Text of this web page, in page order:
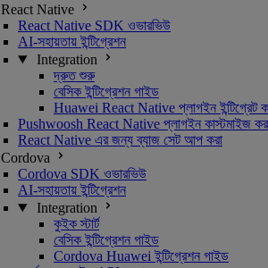
React Native
React Native SDK ওভারভিউ
AI-সহায়তায় ইন্টিগ্রেশন
Integration
দ্রুত শুরু
বেসিক ইন্টিগ্রেশন গাইড
Huawei React Native প্লাগইন ইন্টিগ্রেট
Pushwoosh React Native প্লাগইন কাস্টমাইজ
React Native এর জন্য ব্যাজ সেট আপ করা
Cordova
Cordova SDK ওভারভিউ
AI-সহায়তায় ইন্টিগ্রেশন
Integration
কুইক স্টার্ট
বেসিক ইন্টিগ্রেশন গাইড
Cordova Huawei ইন্টিগ্রেশন গাইড